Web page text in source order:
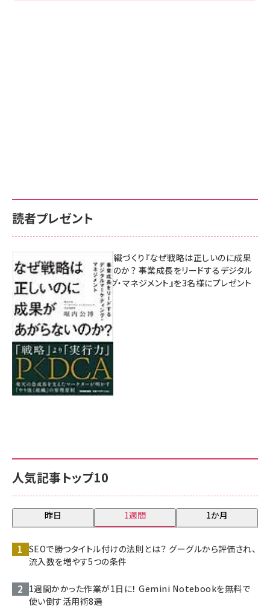
人気記事トップ10
昨日 1週間 1か月
SEOで勝つタイトル付けの法則とは？ グーグルから評価され、
流入数を増やす5つの条件
1週間かかった作業が1日に！ Gemini Notebookを無料で
使い倒す活用術8選
読者プレゼント
成果を生む組織づくり『なぜ戦略は正しいのに成果
があがらないのか？ 事業成長をリードするデジタル
マーケティング・マネジメント』を3名様にプレゼント
8月7日 10:00